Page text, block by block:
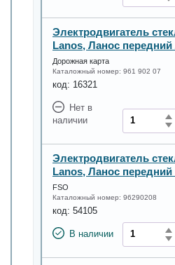
Электродвигатель
Lanos, Ланос
Дорожная карта
Каталожный номер: 961 902 07
код: 16321
Нет в
наличии
Электродвигатель
Lanos, Ланос
FSO
Каталожный номер: 96290208
код: 54105
В наличии